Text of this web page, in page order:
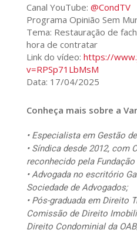
Canal YouTube: @CondTV
Programa Opinião Sem
Tema: Restauração de
hora de contratar
Link do vídeo: https://
v=RPSp71LbMsM
Data: 17/04/2025
Conheça mais sobre a
• Especialista em Gestão
• Síndica desde 2012, com
reconhecido pela
• Advogada no escritório
Sociedade de Advogados;
• Pós-graduada em Direito
Comissão de Direito
Direito Condominial da